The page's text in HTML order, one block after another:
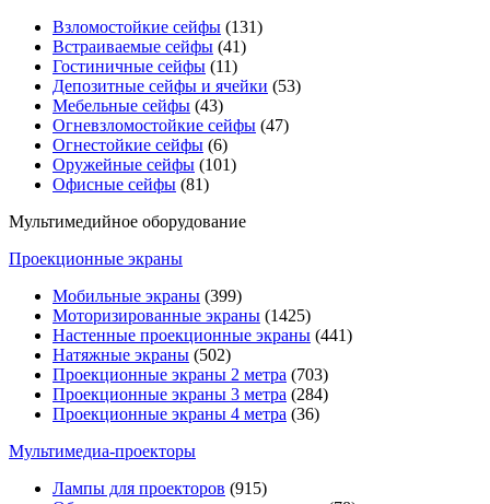
Взломостойкие сейфы (131)
Встраиваемые сейфы (41)
Гостиничные сейфы (11)
Депозитные сейфы и ячейки (53)
Мебельные сейфы (43)
Огневзломостойкие сейфы (47)
Огнестойкие сейфы (6)
Оружейные сейфы (101)
Офисные сейфы (81)
Мультимедийное оборудование
Проекционные экраны
Мобильные экраны (399)
Моторизированные экраны (1425)
Настенные проекционные экраны (441)
Натяжные экраны (502)
Проекционные экраны 2 метра (703)
Проекционные экраны 3 метра (284)
Проекционные экраны 4 метра (36)
Мультимедиa-проекторы
Лампы для проекторов (915)